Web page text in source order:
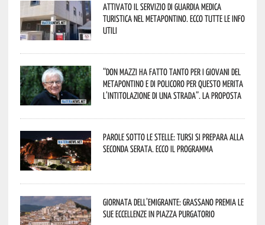
Attivato il servizio di Guardia Medica
Turistica nel Metapontino. Ecco tutte le info
utili
“Don Mazzi ha fatto tanto per i giovani del
Metapontino e di Policoro per questo merita
l’intitolazione di una strada”. La proposta
Parole sotto le stelle: Tursi si prepara alla
seconda serata. Ecco il programma
Giornata dell’Emigrante: Grassano premia le
sue eccellenze in Piazza Purgatorio